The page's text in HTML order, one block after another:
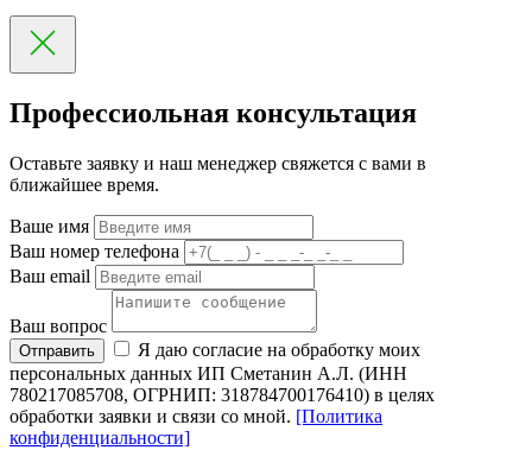
Профессиольная консультация
Оставьте заявку и наш менеджер свяжется с вами в
ближайшее время.
Ваше имя
Ваш номер телефона
Ваш email
Ваш вопрос
Отправить
Я даю согласие на обработку моих
персональных данных ИП Сметанин А.Л. (ИНН
780217085708, ОГРНИП: 318784700176410) в целях
обработки заявки и связи со мной. [Политика
конфиденциальности]